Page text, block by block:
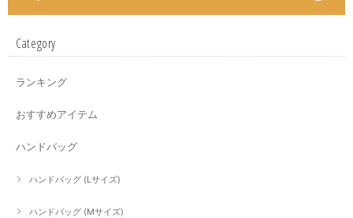
Category
ランキング
おすすめアイテム
ハンドバッグ
ハンドバッグ (Lサイズ)
ハンドバッグ (Mサイズ)